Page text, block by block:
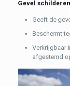
Gevel schilderen
Geeft de
Beschermt
Verkrijgbaar
afgestemd